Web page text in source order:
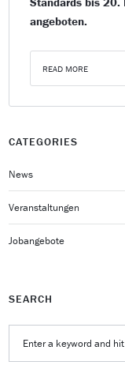
angeboten.
READ MORE
CATEGORIES
News
Veranstaltungen
Jobangebote
SEARCH